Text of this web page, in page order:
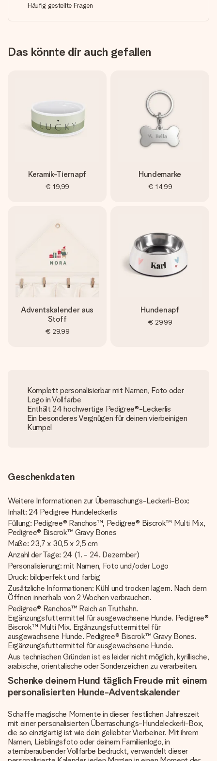
Häufig gestellte Fragen
Das könnte dir auch gefallen
Keramik-Tiernapf
€ 19,99
Hundemarke
€ 14,99
Adventskalender aus
Stoff
€ 29,99
Hundenapf
€ 29,99
Komplett personalisierbar mit Namen, Foto oder
Logo in Vollfarbe
Enthält 24 hochwertige Pedigree®-Leckerlis
Ein besonderes Vergnügen für deinen vierbeinigen
Kumpel
Geschenkdaten
Weitere Informationen zur Überraschungs-Leckerli-Box:
Inhalt: 24 Pedigree Hundeleckerlis
Füllung: Pedigree® Ranchos™, Pedigree® Biscrok™ Multi Mix,
Pedigree® Biscrok™ Gravy Bones
Maße: 23,7 x 30,5 x 2,5 cm
Anzahl der Tage: 24 (1. - 24. Dezember)
Personalisierung: mit Namen, Foto und/oder Logo
Druck: bildperfekt und farbig
Zusätzliche Informationen: Kühl und trocken lagern. Nach dem
Öffnen innerhalb von 2 Wochen verbrauchen.
Pedigree® Ranchos™ Reich an Truthahn.
Ergänzungsfuttermittel für ausgewachsene Hunde. Pedigree®
Biscrok™ Multi Mix. Ergänzungsfuttermittel für
ausgewachsene Hunde. Pedigree® Biscrok™ Gravy Bones.
Ergänzungsfuttermittel für ausgewachsene Hunde.
Aus technischen Gründen ist es leider nicht möglich, kyrillische,
arabische, orientalische oder Sonderzeichen zu verarbeiten.
Schenke deinem Hund täglich Freude mit einem
personalisierten Hunde-Adventskalender
Schaffe magische Momente in dieser festlichen Jahreszeit
mit einer personalisierten Überraschungs-Hundeleckerli-Box,
die so einzigartig ist wie dein geliebter Vierbeiner. Mit ihrem
Namen, Lieblingsfoto oder deinem Familienlogo, in
atemberaubender Vollfarbe bedruckt, verwandelt dieser